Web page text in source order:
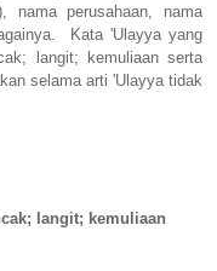
nama perusahaan, nama
Kata 'Ulayya yang
langit; kemuliaan serta
selama arti 'Ulayya tidak
langit; kemuliaan